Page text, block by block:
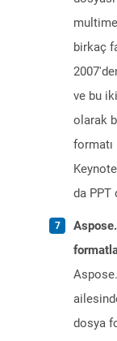
birkaç
ve bu
olarak
formatı
da PPT
dosya